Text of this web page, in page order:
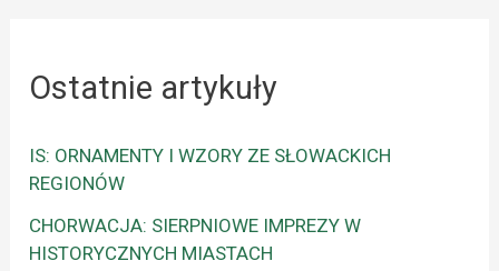
Ostatnie artykuły
IS: ORNAMENTY I WZORY ZE SŁOWACKICH
REGIONÓW
CHORWACJA: SIERPNIOWE IMPREZY W
HISTORYCZNYCH MIASTACH